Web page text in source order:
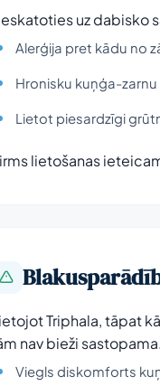
uz dabisko
Alerģija pret kādu no
Hronisku kuņģa-
Lietot piesardzīgi
lietošanas
Triphala, tāpat
nav bieži
Viegls diskomforts